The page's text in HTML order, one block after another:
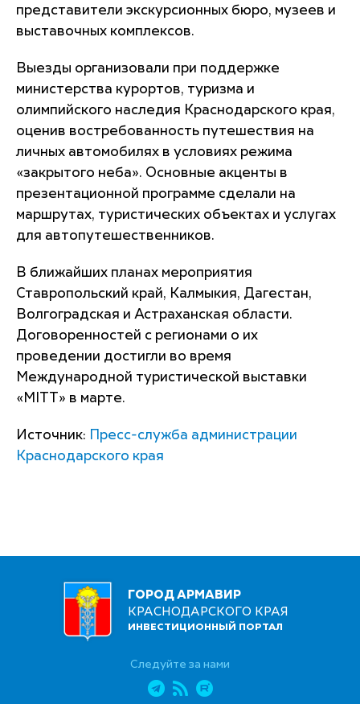
представители экскурсионных бюро, музеев и
выставочных комплексов.
Выезды организовали при поддержке
министерства курортов, туризма и
олимпийского наследия Краснодарского края,
оценив востребованность путешествия на
личных автомобилях в условиях режима
«закрытого неба». Основные акценты в
презентационной программе сделали на
маршрутах, туристических объектах и услугах
для автопутешественников.
В ближайших планах мероприятия
Ставропольский край, Калмыкия, Дагестан,
Волгоградская и Астраханская области.
Договоренностей с регионами о их
проведении достигли во время
Международной туристической выставки
«MITT» в марте.
Источник:
Пресс-служба администрации
Краснодарского края
ГОРОД АРМАВИР
КРАСНОДАРСКОГО КРАЯ
ИНВЕСТИЦИОННЫЙ ПОРТАЛ
Следуйте за нами